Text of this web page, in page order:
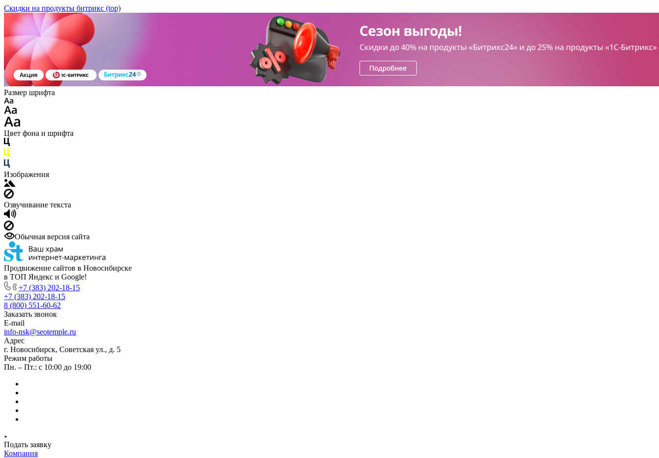
Скидки на продукты битрикс (top)
Размер шрифта
Цвет фона и шрифта
Изображения
Озвучивание текста
Обычная версия сайта
Продвижение сайтов в Новосибирске
в ТОП Яндекс и Google!
+7 (383) 202-18-15
+7 (383) 202-18-15
8 (800) 551-60-62
Заказать звонок
E-mail
info-nsk@seotemple.ru
Адрес
г. Новосибирск, Советская ул., д. 5
Режим работы
Пн. – Пт.: с 10:00 до 19:00
Подать заявку
Компания